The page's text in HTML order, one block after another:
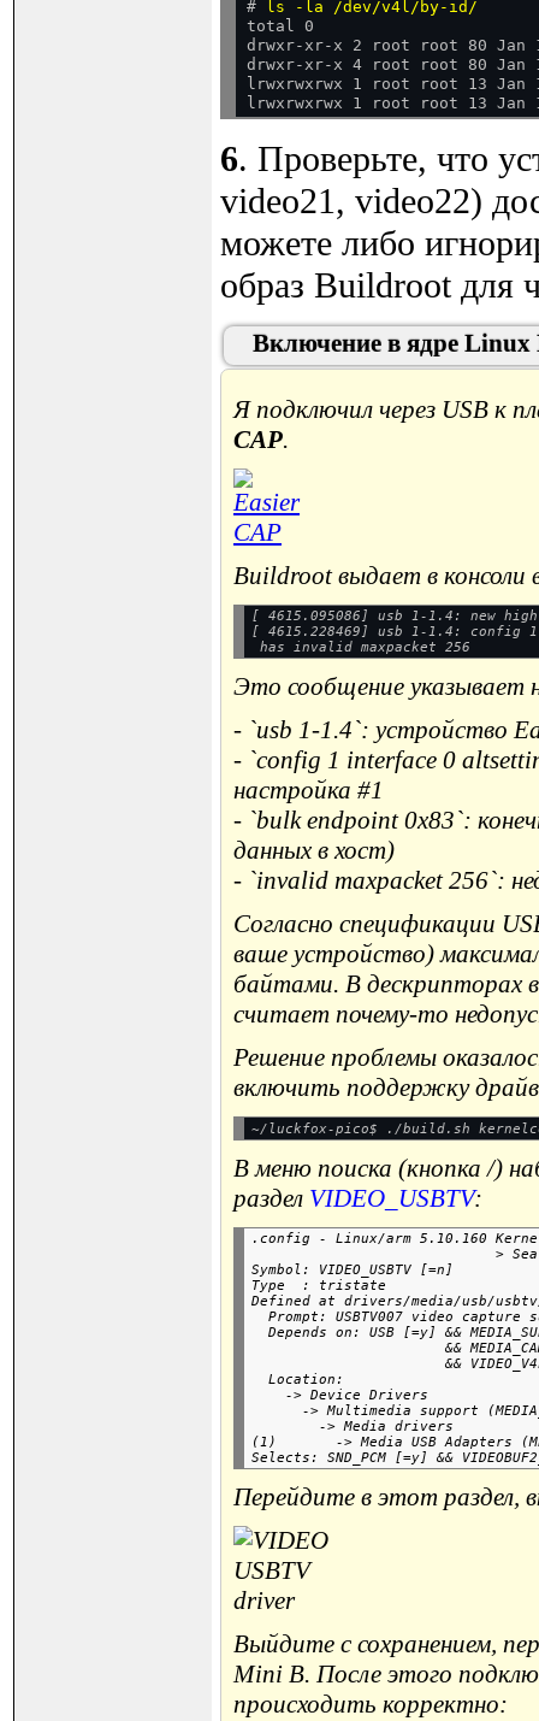
#
ls -la /dev/v4l/by-id/
total 0
drwxr-xr-x 2 root root 80 Jan
drwxr-xr-x 4 root root 80 Jan
lrwxrwxrwx 1 root root 13 Jan 1
6. Проверьте, что
video21, video22)
можете либо
образ Buildroot для
Включение в ядре Linux
Я подключил через USB к
CAP.
Buildroot выдает в
[ 4615.095086] usb 1-1.4: new
[ 4615.228469] usb 1-1.4:
Это сообщение указывает
- `usb 1-1.4`: устройство
- `config 1 interface 0
настройка #1
- `bulk endpoint 0x83`:
данных в хост)
- `invalid maxpacket 256`:
Согласно спецификации
ваше устройство)
байтами. В дескрипторах
считает почему-то
Решение проблемы
включить поддержку
В меню поиска (кнопка /)
раздел VIDEO_USBTV:
.config - Linux/arm 5.10.160
>
Symbol: VIDEO_USBTV [=n]
Type  : tristate
Defined at drivers/media/usb/
Prompt: USBTV007 video capture
Depends on: USB [=y] &&
&&
&&
  Location:
    -> Device Drivers
-> Multimedia support
        -> Media drivers
(1)       -> Media USB Adapters
Перейдите в этот раздел,
Выйдите с сохранением,
Mini B. После этого
происходить корректно: